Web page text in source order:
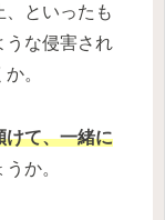
、といったも
うな侵害され
。
けて、一緒に
か。